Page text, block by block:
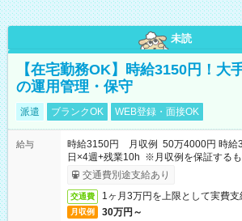
未読
【在宅勤務OK】時給3150円！大
の運用管理・保守
派遣 ブランクOK WEB登録・面接OK
給与
時給3150円 月収例 50万4000円 時給
日×4週+残業10h ※月収例を保証するも
交通費別途支給あり
交通費 1ヶ月3万円を上限として実費支
月収例 30万円～